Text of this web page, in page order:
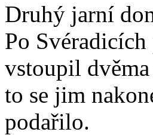
Druhý jarní
Po
vstoupil
to se jim
podařilo.